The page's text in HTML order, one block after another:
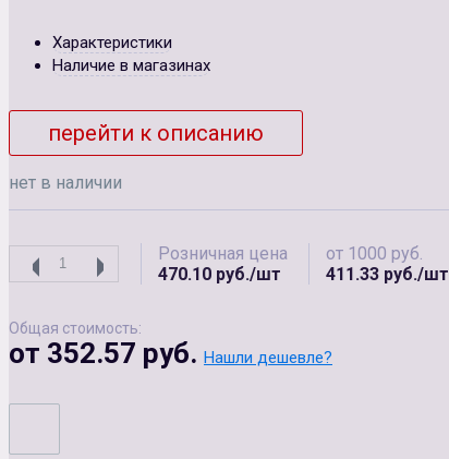
Характеристики
Наличие в магазинах
перейти к описанию
нет в наличии
Розничная цена
470.10 руб./шт
от 1000 руб.
411.33 руб./шт
Общая стоимость:
от 352.57 руб. Нашли дешевле?